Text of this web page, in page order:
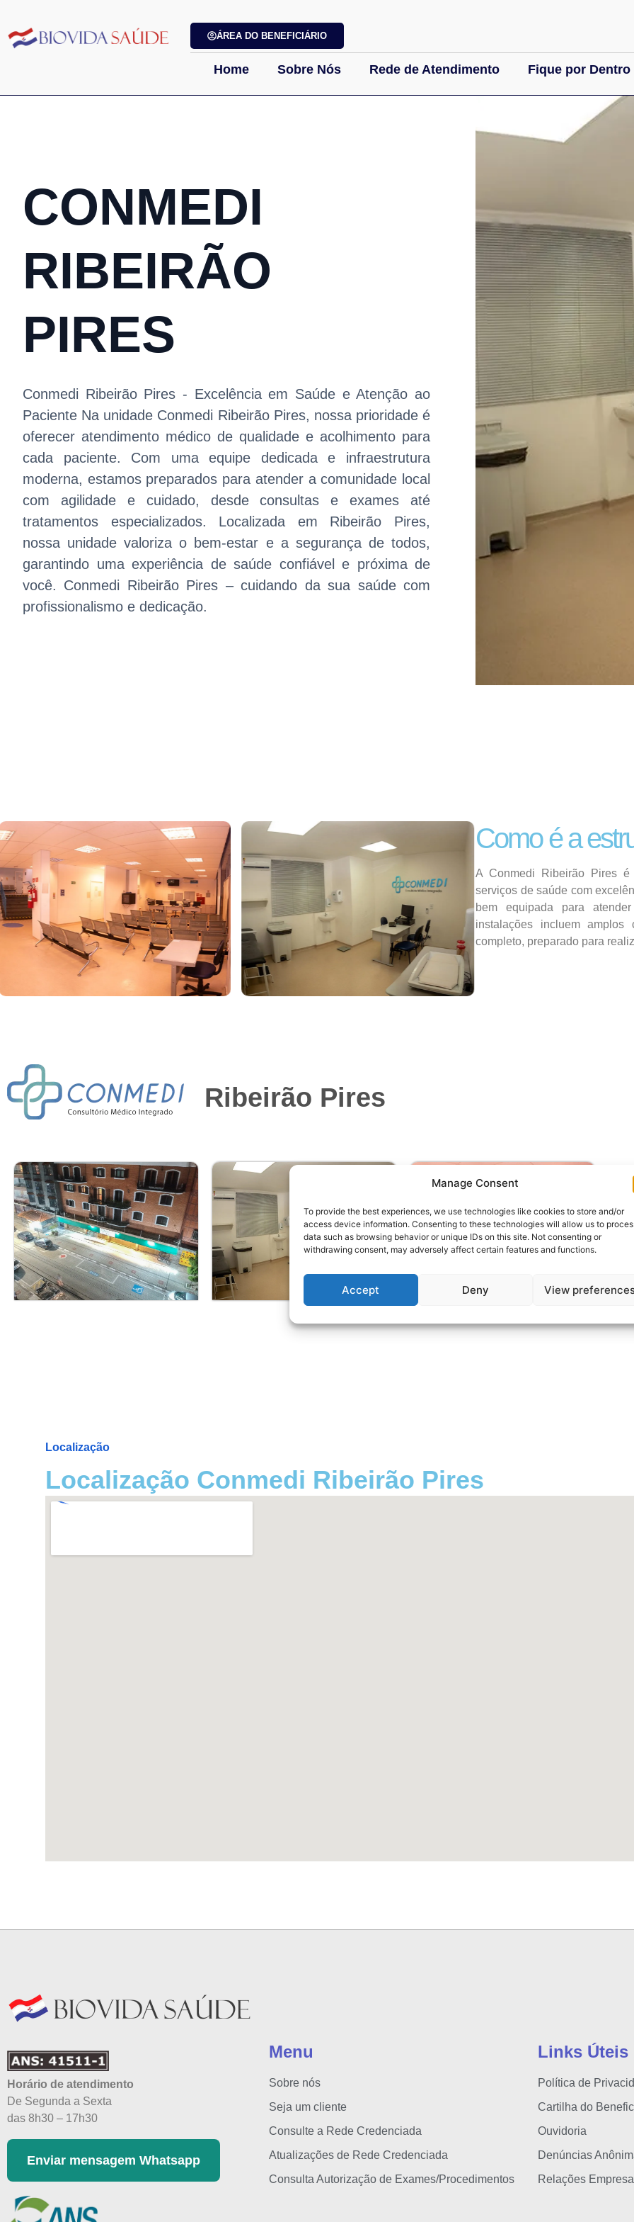
Manage Consent
To provide the best experiences, we use technologies like cookies to store and/or
access device information. Consenting to these technologies will allow us to
data such as browsing behavior or unique IDs on this site. Not consenting or
withdrawing consent, may adversely affect certain features and functions.
Accept Deny View
ÁREA DO BENEFICIÁRIO
Home Sobre Nós Rede de Atendimento Fique por Dentro
CONMEDI
RIBEIRÃO
PIRES
Conmedi Ribeirão Pires - Excelência em Saúde e Atenção ao
Paciente Na unidade Conmedi Ribeirão Pires, nossa prioridade é
oferecer atendimento médico de qualidade e acolhimento para
cada paciente. Com uma equipe dedicada e infraestrutura
moderna, estamos preparados para atender a comunidade local
com agilidade e cuidado, desde consultas e exames até
tratamentos especializados. Localizada em Ribeirão Pires,
nossa unidade valoriza o bem-estar e a segurança de todos,
garantindo uma experiência de saúde confiável e próxima de
você. Conmedi Ribeirão Pires – cuidando da sua saúde com
profissionalismo e dedicação.
Como é a
A Conmedi Ribeirão Pires
serviços de saúde com
bem equipada para
instalações incluem
completo, preparado para
Ribeirão Pires
Localização
Localização Conmedi Ribeirão Pires
Horário de atendimento
De Segunda a Sexta
das 8h30 – 17h30
Enviar mensagem Whatsapp
Menu
Sobre nós
Seja um cliente
Consulte a Rede Credenciada
Atualizações de Rede Credenciada
Consulta Autorização de Exames/Procedimentos
Links Úteis
Política de
Cartilha do
Ouvidoria
Denúncias
Relações